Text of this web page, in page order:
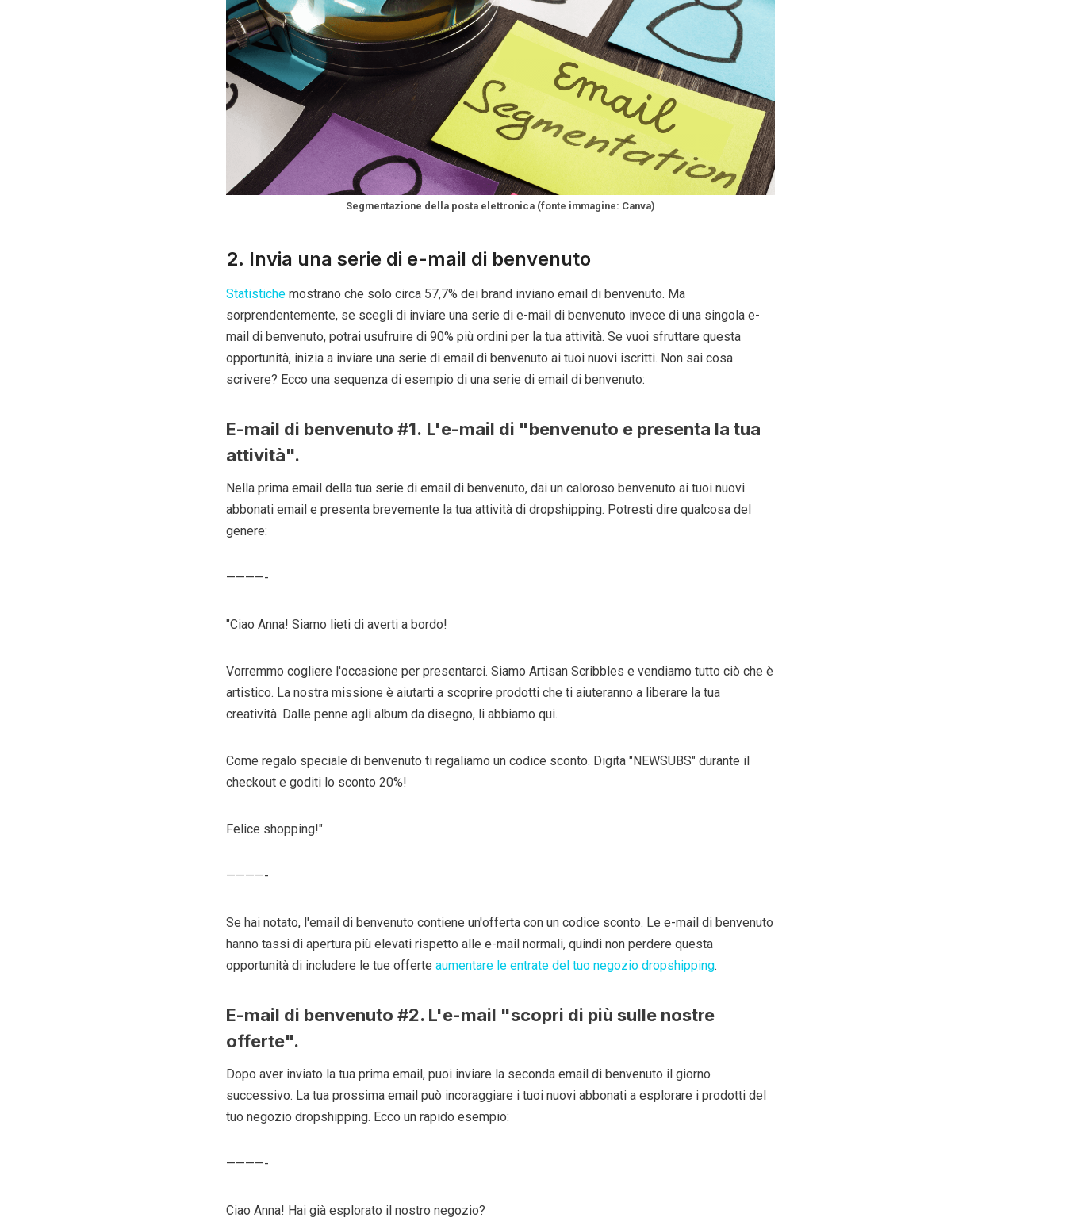
Segmentazione della posta elettronica (fonte immagine: Canva)
2. Invia una serie di e-mail di benvenuto
Statistichemostrano che solo circa 57,7% dei brand inviano email di benvenuto. Ma
sorprendentemente, se scegli di inviare una serie di e-mail di benvenuto invece di una singola e-
mail di benvenuto, potrai usufruire di 90% più ordini per la tua attività. Se vuoi sfruttare questa
opportunità, inizia a inviare una serie di email di benvenuto ai tuoi nuovi iscritti. Non sai cosa
scrivere? Ecco una sequenza di esempio di una serie di email di benvenuto:
E-mail di benvenuto #1. L'e-mail di "benvenuto e presenta la tua
attività".
Nella prima email della tua serie di email di benvenuto, dai un caloroso benvenuto ai tuoi nuovi
abbonati email e presenta brevemente la tua attività di dropshipping. Potresti dire qualcosa del
genere:
————-
"Ciao Anna! Siamo lieti di averti a bordo!
Vorremmo cogliere l'occasione per presentarci. Siamo Artisan Scribbles e vendiamo tutto ciò che è
artistico. La nostra missione è aiutarti a scoprire prodotti che ti aiuteranno a liberare la tua
creatività. Dalle penne agli album da disegno, li abbiamo qui.
Come regalo speciale di benvenuto ti regaliamo un codice sconto. Digita "NEWSUBS" durante il
checkout e goditi lo sconto 20%!
Felice shopping!"
————-
Se hai notato, l'email di benvenuto contiene un'offerta con un codice sconto. Le e-mail di benvenuto
hanno tassi di apertura più elevati rispetto alle e-mail normali, quindi non perdere questa
opportunità di includere le tue offerte aumentare le entrate del tuo negozio dropshipping.
E-mail di benvenuto #2. L'e-mail "scopri di più sulle nostre
offerte".
Dopo aver inviato la tua prima email, puoi inviare la seconda email di benvenuto il giorno
successivo. La tua prossima email può incoraggiare i tuoi nuovi abbonati a esplorare i prodotti del
tuo negozio dropshipping. Ecco un rapido esempio:
————-
Ciao Anna! Hai già esplorato il nostro negozio?